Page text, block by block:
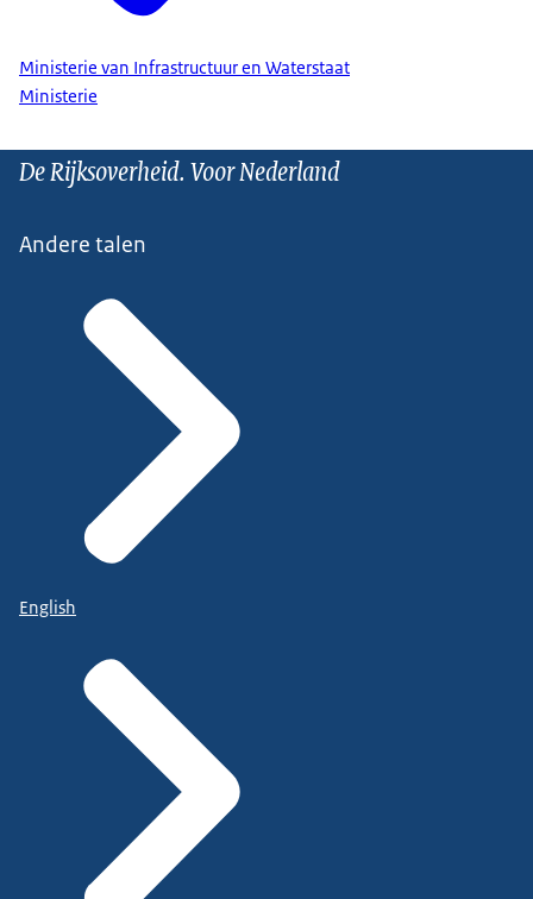
Ministerie van Infrastructuur en Waterstaat
Ministerie
De Rijksoverheid. Voor Nederland
Andere talen
English